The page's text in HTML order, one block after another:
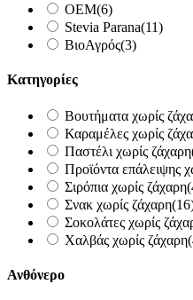
OEM(6)
Stevia Parana(11)
ΒιοΑγρός(3)
Κατηγορίες
Βουτήματα χωρίς
Καραμέλες χωρίς
Παστέλι χωρίς ζάχαρη
Προϊόντα επάλειψης
Σιρόπια χωρίς ζάχαρη
Σνακ χωρίς ζάχαρη
Σοκολάτες χωρίς
Χαλβάς χωρίς ζάχαρη
Ανθόνερο